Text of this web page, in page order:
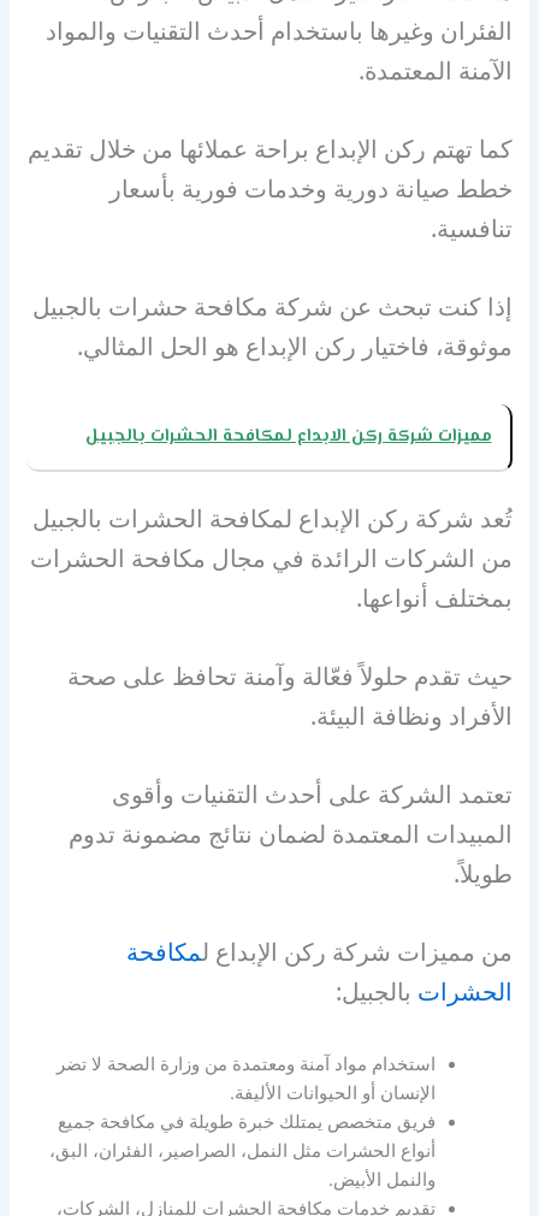
الفئران وغيرها باستخدام أحدث التقنيات والمواد
الآمنة المعتمدة.
كما تهتم ركن الإبداع براحة عملائها من خلال تقديم
خطط صيانة دورية وخدمات فورية بأسعار
تنافسية.
إذا كنت تبحث عن شركة مكافحة حشرات بالجبيل
موثوقة، فاختيار ركن الإبداع هو الحل المثالي.
مميزات شركة ركن الابداع لمكافحة الحشرات بالجبيل
تُعد شركة ركن الإبداع لمكافحة الحشرات بالجبيل
من الشركات الرائدة في مجال مكافحة الحشرات
بمختلف أنواعها.
حيث تقدم حلولاً فعّالة وآمنة تحافظ على صحة
الأفراد ونظافة البيئة.
تعتمد الشركة على أحدث التقنيات وأقوى
المبيدات المعتمدة لضمان نتائج مضمونة تدوم
طويلاً.
من مميزات شركة ركن الإبداع لمكافحة
الحشرات بالجبيل:
استخدام مواد آمنة ومعتمدة من وزارة الصحة لا تضر
الإنسان أو الحيوانات الأليفة.
فريق متخصص يمتلك خبرة طويلة في مكافحة جميع
أنواع الحشرات مثل النمل، الصراصير، الفئران، البق،
والنمل الأبيض.
تقديم خدمات مكافحة الحشرات للمنازل، الشركات،